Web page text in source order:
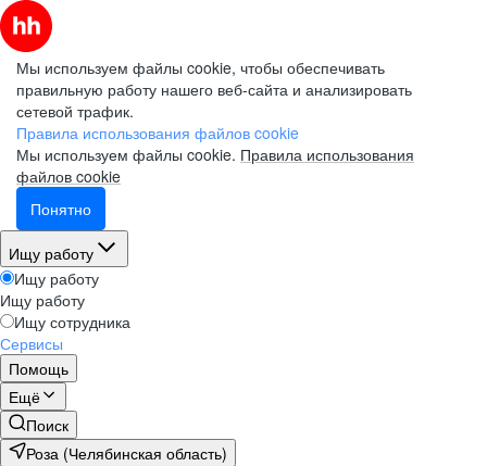
Мы используем файлы cookie, чтобы обеспечивать
правильную работу нашего веб-сайта и анализировать
сетевой трафик.
Правила использования файлов cookie
Мы используем файлы cookie. Правила использования
файлов cookie
Понятно
Ищу работу
Ищу работу
Ищу работу
Ищу сотрудника
Сервисы
Помощь
Ещё
Поиск
Роза (Челябинская область)